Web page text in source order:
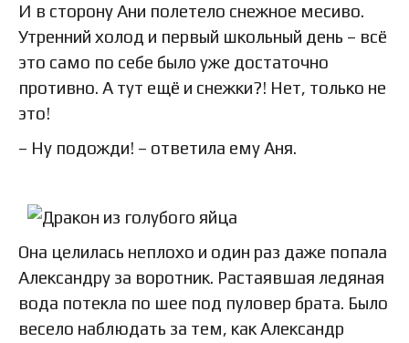
И в сторону Ани полетело снежное месиво.
Утренний холод и первый школьный день – всё
это само по себе было уже достаточно
противно. А тут ещё и снежки?! Нет, только не
это!
– Ну подожди! – ответила ему Аня.
Она целилась неплохо и один раз даже попала
Александру за воротник. Растаявшая ледяная
вода потекла по шее под пуловер брата. Было
весело наблюдать за тем, как Александр